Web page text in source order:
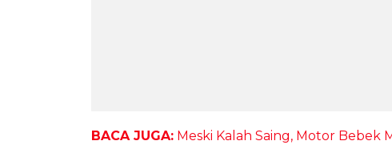
BACA JUGA: Meski Kalah Saing, Motor Bebek